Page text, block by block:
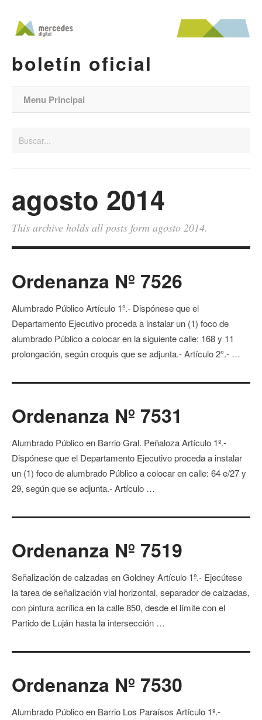
boletín oficial
Menu Principal
agosto 2014
This archive holds all posts form agosto 2014.
Ordenanza Nº 7526
Alumbrado Público Artículo 1º.- Dispónese que el
Departamento Ejecutivo proceda a instalar un (1) foco de
alumbrado Público a colocar en la siguiente calle: 168 y 11
prolongación, según croquis que se adjunta.- Artículo 2°.- …
Ordenanza Nº 7531
Alumbrado Público en Barrio Gral. Peñaloza Artículo 1º.-
Dispónese que el Departamento Ejecutivo proceda a instalar
un (1) foco de alumbrado Público a colocar en calle: 64 e/27 y
29, según que se adjunta.- Artículo …
Ordenanza Nº 7519
Señalización de calzadas en Goldney Artículo 1º.- Ejecútese
la tarea de señalización vial horizontal, separador de calzadas,
con pintura acrílica en la calle 850, desde el límite con el
Partido de Luján hasta la intersección …
Ordenanza Nº 7530
Alumbrado Público en Barrio Los Paraísos Artículo 1º.-